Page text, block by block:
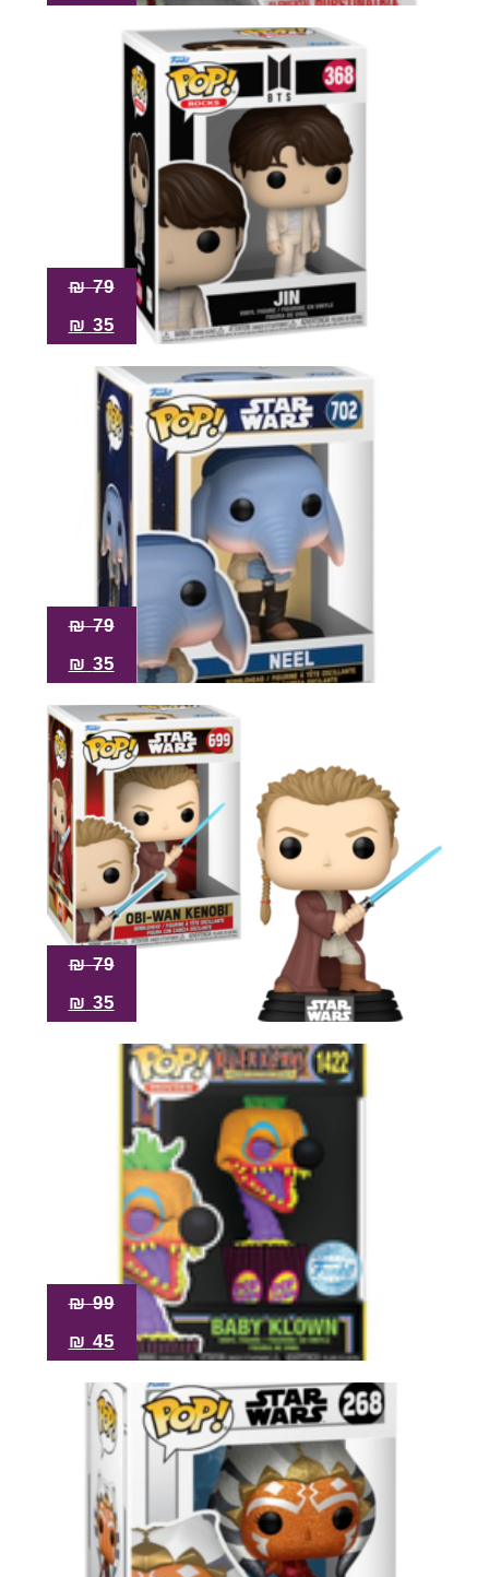
79
₪
35
₪
79
₪
35
₪
79
₪
35
₪
99
₪
45
₪